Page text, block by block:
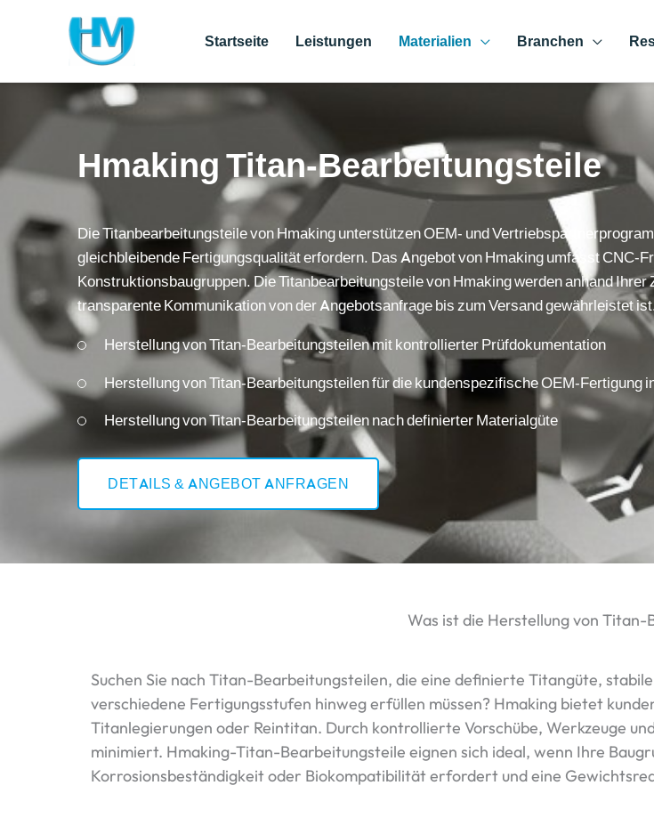
Startseite Leistungen Materialien Branchen
Hmaking Titan-Bearbeitungsteile
Die Titanbearbeitungsteile von Hmaking unterstützen OEM- und
gleichbleibende Fertigungsqualität erfordern. Das Angebot von Hmaking umfasst CNC-
Konstruktionsbaugruppen. Die Titanbearbeitungsteile von Hmaking werden anhand
transparente Kommunikation von der Angebotsanfrage bis zum Versand gewährleistet
Herstellung von Titan-Bearbeitungsteilen mit kontrollierter Prüfdokumentation
Herstellung von Titan-Bearbeitungsteilen für die kundenspezifische OEM-Fertigung
Herstellung von Titan-Bearbeitungsteilen nach definierter Materialgüte
DETAILS & ANGEBOT ANFRAGEN
Was ist die Herstellung von Titan-
Suchen Sie nach Titan-Bearbeitungsteilen, die eine definierte Titangüte,
verschiedene Fertigungsstufen hinweg erfüllen müssen? Hmaking bietet
Titanlegierungen oder Reintitan. Durch kontrollierte Vorschübe, Werkzeuge
minimiert. Hmaking-Titan-Bearbeitungsteile eignen sich ideal, wenn Ihre
Korrosionsbeständigkeit oder Biokompatibilität erfordert und eine